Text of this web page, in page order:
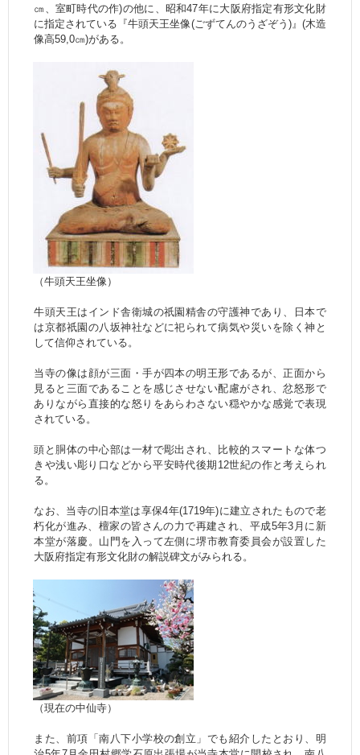
㎝、室町時代の作)の他に、昭和47年に大阪府指定有形文化財
に指定されている『牛頭天王坐像(ごずてんのうざぞう)』(木造
像高59,0㎝)がある。
（牛頭天王坐像）
牛頭天王はインド舎衛城の祇園精舎の守護神であり、日本で
は京都祇園の八坂神社などに祀られて病気や災いを除く神と
して信仰されている。
当寺の像は顔が三面・手が四本の明王形であるが、正面から
見ると三面であることを感じさせない配慮がされ、忿怒形で
ありながら直接的な怒りをあらわさない穏やかな感覚で表現
されている。
頭と胴体の中心部は一材で彫出され、比較的スマートな体つ
きや浅い彫り口などから平安時代後期12世紀の作と考えられ
る。
なお、当寺の旧本堂は享保4年(1719年)に建立されたもので老
朽化が進み、檀家の皆さんの力で再建され、平成5年3月に新
本堂が落慶。山門を入って左側に堺市教育委員会が設置した
大阪府指定有形文化財の解説碑文がみられる。
（現在の中仙寺）
また、前項「南八下小学校の創立」でも紹介したとおり、明